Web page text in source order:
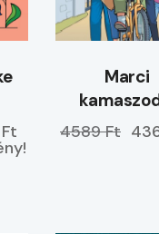
Marci
4589 Ft